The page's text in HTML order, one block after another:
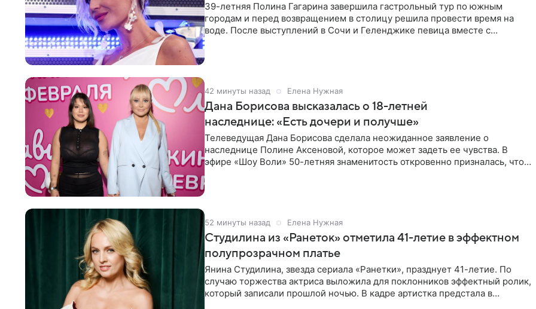
39-летняя Полина Гагарина завершила гастрольный тур по южным
городам и перед возвращением в столицу решила провести время на
воде. После выступлений в Сочи и Геленджике певица вместе с
42 минуты назад Елена Нужная
Дана Борисова высказалась о 18-летней
наследнице: «Есть дочери и получше»
Телеведущая Дана Борисова сделала неожиданное заявление о
наследнице Полине Аксеновой, которое может задеть ее чувства. В
эфире «Шоу Воли» 50-летняя знаменитость откровенно призналась, что
52 минуты назад Елена Нужная
Студилина из «Ранеток» отметила 41-летие в эффектном
полупрозрачном платье
Янина Студилина, звезда сериала «Ранетки», празднует 41-летие. По
случаю торжества актриса выложила для поклонников эффектный ролик,
который записали прошлой ночью. В кадре артистка предстала в